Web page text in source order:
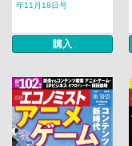
年11月18日号
購入